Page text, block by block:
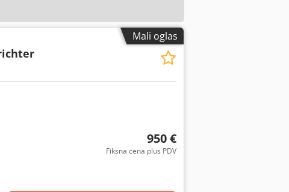
Mali oglas
950 €
Fiksna cena plus PDV